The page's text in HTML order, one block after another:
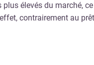
élevés du marché,
contrairement au